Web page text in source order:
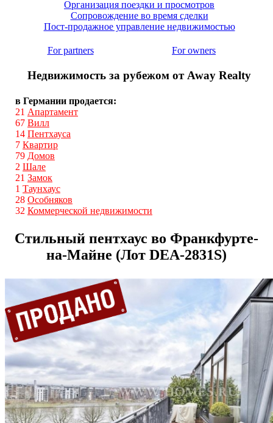
Организация поездки и просмотров
Сопровождение во время сделки
Пост-продажное управление недвижимостью
For partners For owners
Недвижимость за рубежом от Away Realty
в Германии продается:
21 Апартамент
67 Вилл
14 Пентхауса
7 Квартир
79 Домов
2 Шале
21 Замок
1 Таунхаус
28 Особняков
32 Коммерческой недвижимости
Стильный пентхаус во Франкфурте-
на-Майне (Лот DEA-2831S)